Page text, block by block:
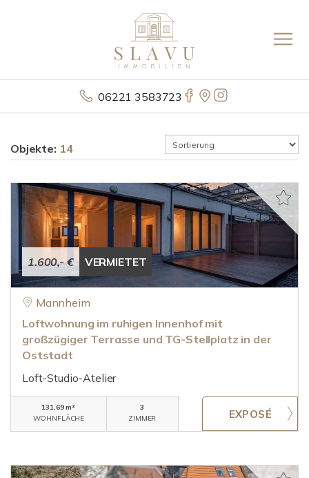
06221 3583723
Objekte: 14
1.600,- € VERMIETET
Mannheim
Loftwohnung im ruhigen Innenhof mit
großzügiger Terrasse und TG-Stellplatz in der
Oststadt
Loft-Studio-Atelier
131,69 m²
WOHNFLÄCHE
3
ZIMMER